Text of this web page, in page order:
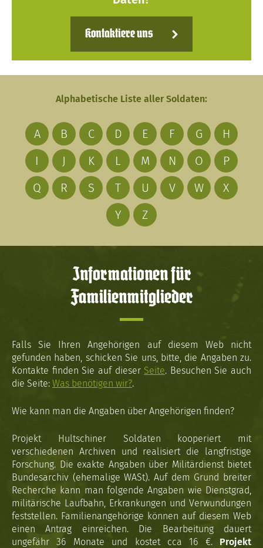
Kontaktiere uns
Alphabetische Liste aller Soldaten:
A B C D E F G
H
I
J K L M N O
P
Q
R S T U V W
X
Y
Z
Informationen für
Familienmitglieder
Falls Sie Ihren Angehörigen auf diesem Web nicht
gefunden haben, schicken Sie uns, bitte, die Angaben zu.
Kontakte finden Sie auf dieser Seite. Besuchen Sie auch
die Seite: Was benötigen wir?.
Wie kann man die Angaben über Angehörigen finden?
Projekt Hultschiner Soldaten kooperiert mit
verschiedenen Archiven und realisiert die langfristige
Forschung. Die exakte Angaben über Militärdienst bietet
Bundesarchiv (ehemalige WASt). Auf dem Grund breiter
Recherche kann man folgende Angaben wie Dienstgrad,
militärische Laufbahn, Erkrankungen und Verwundungen
feststellen. Familienangehörige können auf diesem Web
einen Antrag einreichen. Die Bearbeitung dauert
ungefähr 36 Monate und kostet cca 16 €. Projekt